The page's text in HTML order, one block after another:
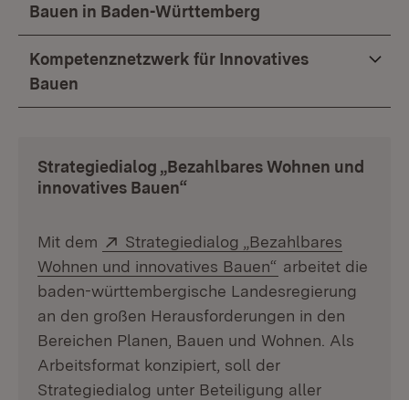
Bauen in Baden-Württemberg
Kompetenznetzwerk für Innovatives
Bauen
Strategiedialog „Bezahlbares Wohnen und
innovatives Bauen“
Mit dem Extern:
Strategiedialog „Bezahlbares
Wohnen und innovatives Bauen“ (Öffnet in neuem
arbeitet die
baden-württembergische Landesregierung
an den großen Herausforderungen in den
Bereichen Planen, Bauen und Wohnen. Als
Arbeitsformat konzipiert, soll der
Strategiedialog unter Beteiligung aller